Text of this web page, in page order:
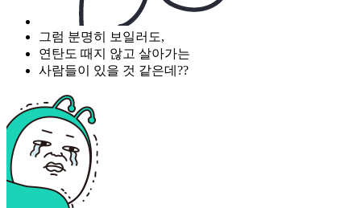
그럼 분명히 보일러도,
연탄도 때지 않고 살아가는
사람들이 있을 것 같은데??